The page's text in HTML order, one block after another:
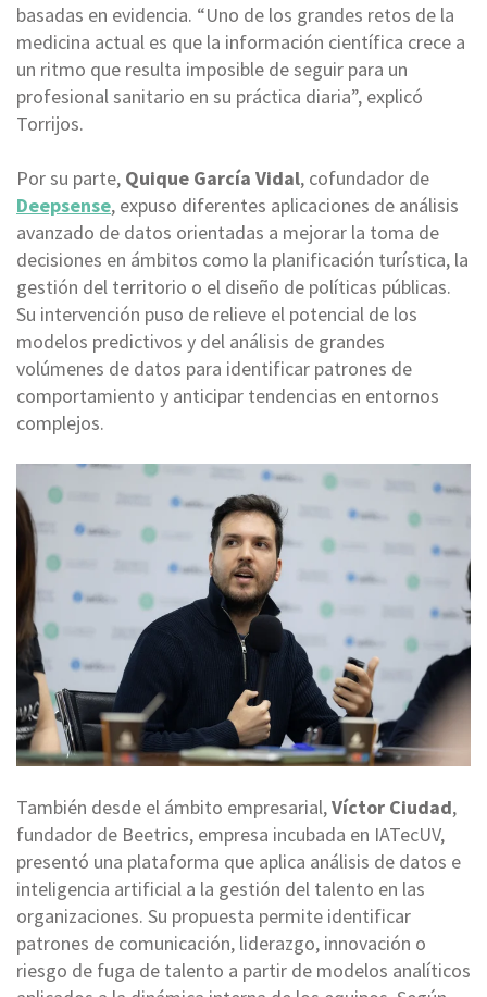
basadas en evidencia. “Uno de los grandes retos de la
medicina actual es que la información científica crece a
un ritmo que resulta imposible de seguir para un
profesional sanitario en su práctica diaria”, explicó
Torrijos.
Por su parte, Quique García Vidal, cofundador de
Deepsense, expuso diferentes aplicaciones de análisis
avanzado de datos orientadas a mejorar la toma de
decisiones en ámbitos como la planificación turística, la
gestión del territorio o el diseño de políticas públicas.
Su intervención puso de relieve el potencial de los
modelos predictivos y del análisis de grandes
volúmenes de datos para identificar patrones de
comportamiento y anticipar tendencias en entornos
complejos.
También desde el ámbito empresarial,Víctor Ciudad,
fundador de Beetrics, empresa incubada en IATecUV,
presentó una plataforma que aplica análisis de datos e
inteligencia artificial a la gestión del talento en las
organizaciones. Su propuesta permite identificar
patrones de comunicación, liderazgo, innovación o
riesgo de fuga de talento a partir de modelos analíticos